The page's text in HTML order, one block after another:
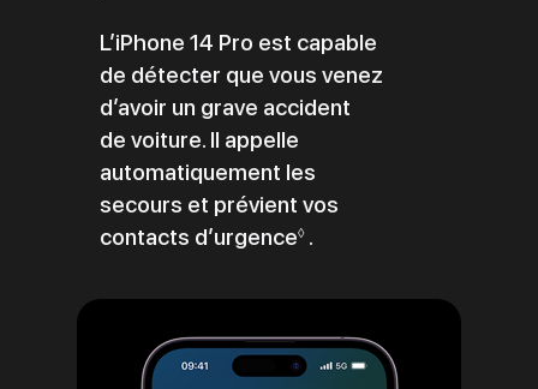
L’iPhone 14 Pro est capable
de détecter que vous venez
d’avoir un grave accident
de voiture. Il appelle
automatiquement les
secours et prévient vos
contacts d’urgence◊ Renvoi
mentions
légales
.